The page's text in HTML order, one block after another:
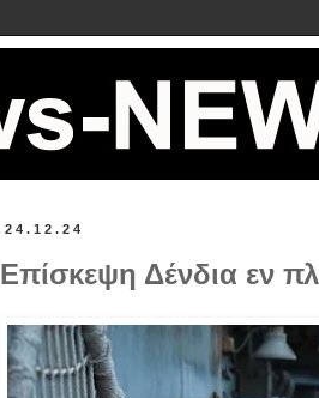
24.12.24
Επίσκεψη Δένδια εν